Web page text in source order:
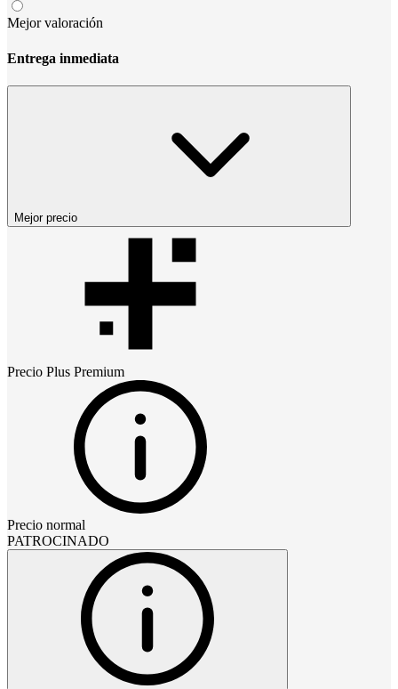
Mejor valoración
Entrega inmediata
Mejor precio
Precio Plus Premium
Precio normal
PATROCINADO